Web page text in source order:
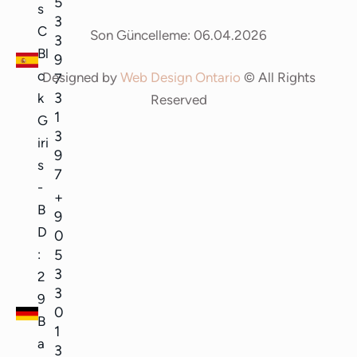
s
C
Bl
o
k
G
iri
s
-
B
D
:
2
9
B
a
3
3
9
7
3
1
3
9
7
+
9
0
5
3
3
0
1
3
Son Güncelleme: 06.04.2026
Designed by Web Design Ontario © All Rights
Reserved